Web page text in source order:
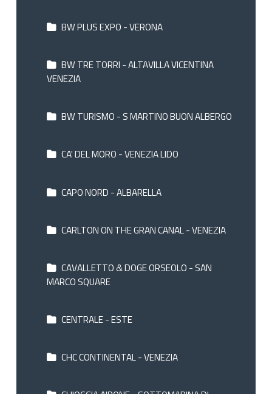
BW PLUS EXPO - VERONA
BW TRE TORRI - ALTAVILLA VICENTINA
VENEZIA
BW TURISMO - S MARTINO BUON ALBERGO
CA' DEL MORO - VENEZIA LIDO
CAPO NORD - ALBARELLA
CARLTON ON THE GRAN CANAL - VENEZIA
CAVALLETTO & DOGE ORSEOLO - SAN
MARCO SQUARE
CENTRALE - ESTE
CHC CONTINENTAL - VENEZIA